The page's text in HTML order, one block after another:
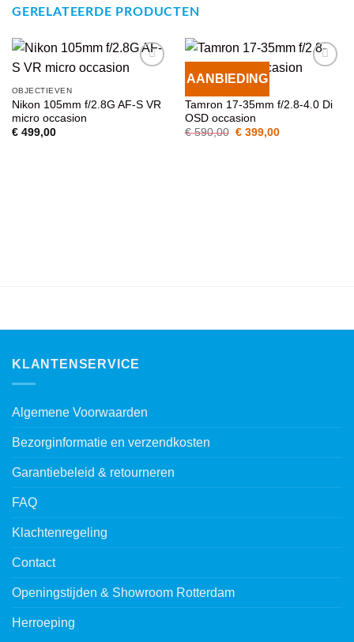
GERELATEERDE PRODUCTEN
WENSENLIJST
OBJECTIEVEN
Nikon 105mm f/2.8G AF-S VR
micro occasion
€499,00
AANBIEDINGVOEG TOE
WENSENLIJST
Tamron 17-35mm f/2.8-4.0 Di
OSD occasion
€590,00 Oorspronkelijke
€399,00Huidige
KLANTENSERVICE
Algemene Voorwaarden
Bezorginformatie en verzendkosten
Garantiebeleid & retourneren
FAQ
Klachtenregeling
Contact
Openingstijden & Showroom Rotterdam
Herroeping